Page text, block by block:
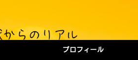
プロフィール